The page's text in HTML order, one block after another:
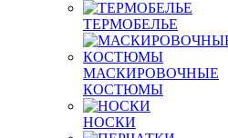
ТЕРМОБЕЛЬЕ
МАСКИРОВОЧНЫЕ
КОСТЮМЫ
НОСКИ